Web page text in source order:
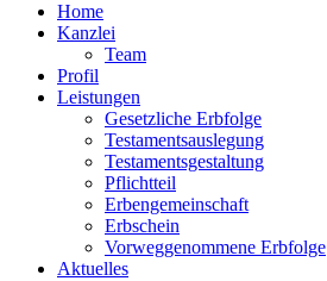
Home
Kanzlei
Team
Profil
Leistungen
Gesetzliche Erbfolge
Testamentsauslegung
Testamentsgestaltung
Pflichtteil
Erbengemeinschaft
Erbschein
Vorweggenommene Erbfolge
Aktuelles